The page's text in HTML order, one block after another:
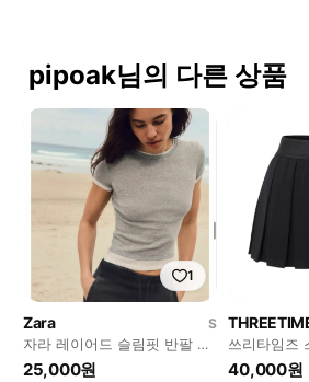
pipoak님의 다른 상품
1
Zara
S
자라 레이어드 슬림핏 반팔 그
레이
25,000원
쓰리타임즈
랙 S 사이즈
40,000원